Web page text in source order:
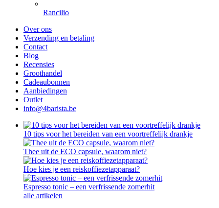
Rancilio
Over ons
Verzending en betaling
Contact
Blog
Recensies
Groothandel
Cadeaubonnen
Aanbiedingen
Outlet
info@4barista.be
10 tips voor het bereiden van een voortreffelijk drankje
Thee uit de ECO capsule, waarom niet?
Hoe kies je een reiskoffiezetapparaat?
Espresso tonic – een verfrissende zomerhit
alle artikelen